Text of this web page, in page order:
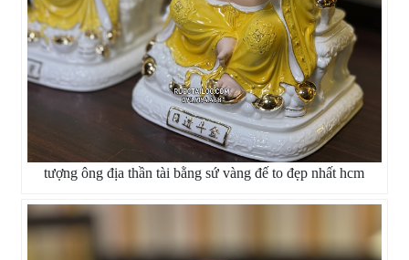
tượng ông địa thần tài bằng sứ vàng đế to đẹp nhất hcm